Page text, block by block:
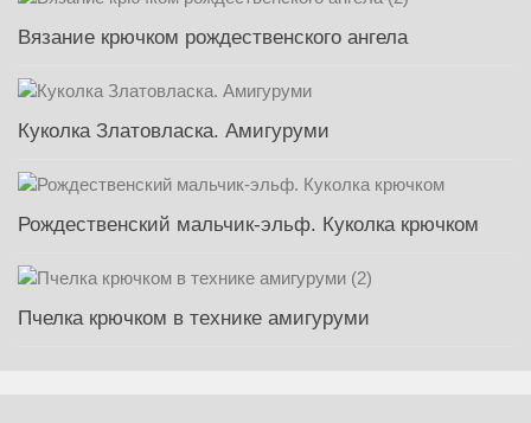
Вязание крючком рождественского ангела
Куколка Златовласка. Амигуруми
Рождественский мальчик-эльф. Куколка крючком
Пчелка крючком в технике амигуруми